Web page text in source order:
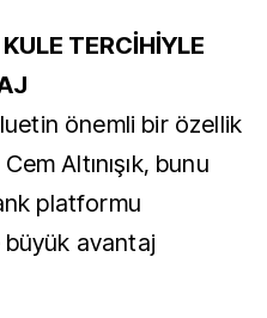
TERCİHİYLE
önemli bir özellik
Altınışık, bunu
platformu
büyük avantaj